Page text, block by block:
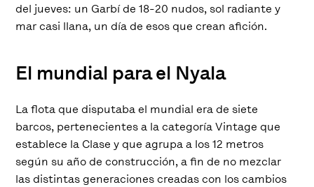
del jueves: un Garbí de 18-20 nudos, sol radiante y
mar casi llana, un día de esos que crean afición.
El mundial para el Nyala
La flota que disputaba el mundial era de siete
barcos, pertenecientes a la categoría Vintage que
establece la Clase y que agrupa a los 12 metros
según su año de construcción, a fin de no mezclar
las distintas generaciones creadas con los cambios